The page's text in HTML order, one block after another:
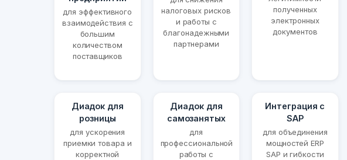
для эффективного
взаимодействия с
большим
количеством
поставщиков
налоговых рисков
и работы с
благонадежными
партнерами
полученных
электронных
документов
Диадок для
розницы
для ускорения
приемки товара и
корректной
Диадок для
самозанятых
для
профессиональной
работы с
Интеграция с
SAP
для объединения
мощностей ERP
SAP и гибкости